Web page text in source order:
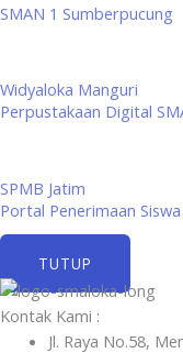
SMAN 1 Sumberpucung
Widyaloka Manguri
Perpustakaan Digital
SPMB Jatim
Portal Penerimaan
TUTUP
Kontak Kami :
Jl. Raya No.58,